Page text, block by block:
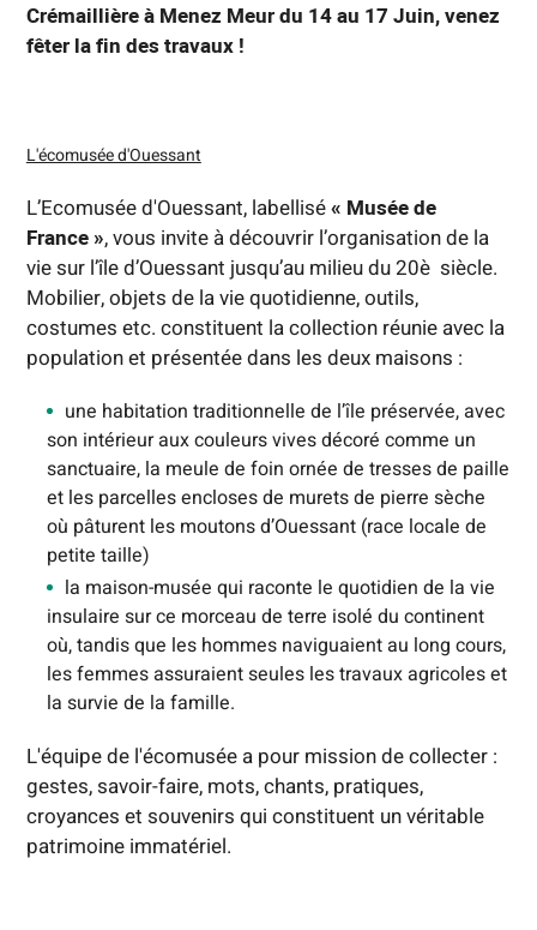
Crémaillière à Menez Meur du 14 au 17 Juin, venez
fêter la fin des travaux !
L'écomusée d'Ouessant
L’Ecomusée d'Ouessant, labellisé« Musée de
France », vous invite à découvrir l’organisation de la
vie sur l’île d’Ouessant jusqu’au milieu du 20è siècle.
Mobilier, objets de la vie quotidienne, outils,
costumes etc. constituent la collection réunie avec la
population et présentée dans les deux maisons :
une habitation traditionnelle de l’île préservée, avec
son intérieur aux couleurs vives décoré comme un
sanctuaire, la meule de foin ornée de tresses de paille
et les parcelles encloses de murets de pierre sèche
où pâturent les moutons d’Ouessant (race locale de
petite taille)
la maison-musée qui raconte le quotidien de la vie
insulaire sur ce morceau de terre isolé du continent
où, tandis que les hommes naviguaient au long cours,
les femmes assuraient seules les travaux agricoles et
la survie de la famille.
L'équipe de l'écomusée a pour mission de collecter :
gestes, savoir-faire, mots, chants, pratiques,
croyances et souvenirs qui constituent un véritable
patrimoine immatériel.